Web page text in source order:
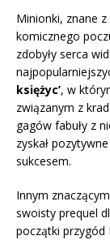
Minionki, znane
komicznego
zdobyły serca
księżyc’, w
związanym z
gagów fabuły z
zyskał
sukcesem.
Innym
swoisty prequel
początki przygód